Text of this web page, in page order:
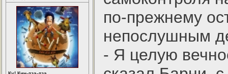
по-прежнему
непослушным
- Я целую